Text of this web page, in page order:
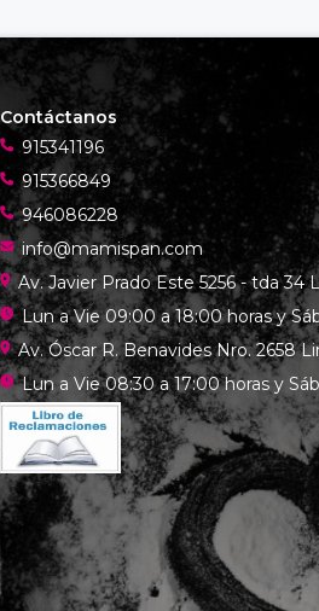
Contáctanos
915341196
915366849
946086228
info@mamispan.com
Av. Javier Prado Este 5256 - tda 34
Lun a Vie 09:00 a 18:00 horas y
Av. Óscar R. Benavides Nro. 2658
Lun a Vie 08:30 a 17:00 horas y